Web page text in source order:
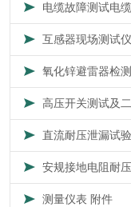
电缆故障测试电
互感器现场测试仪
氧化锌避雷器检
高压开关测试及
直流耐压泄漏试验
安规接地电阻耐
测量仪表 附件